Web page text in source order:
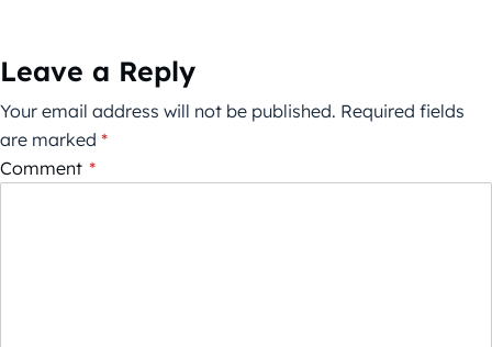
Leave a Reply
Your email address will not be published. Required fields
are marked *
Comment *